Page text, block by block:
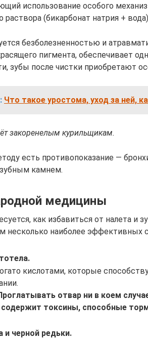
использование особого
раствора (бикарбонат натрия +
безболезненностью и
пигмента, обеспечивает
зубы после чистки приобретают
Что такое уростома, уход за ней,
закоренелым курильщикам.
есть противопоказание —
камнем.
медицины
как избавиться от налета и
несколько наиболее эффективных
кислотами, которые
отвар ни в коем
содержит токсины, способные
и черной редьки.